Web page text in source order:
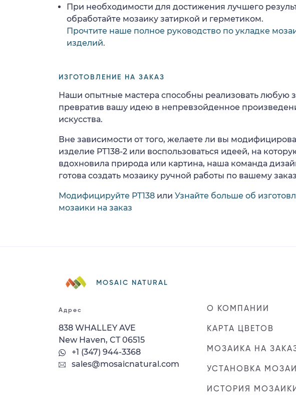
При необходимости для достижения лучшего
обработайте мозаику затиркой и герметиком.
Прочтите наше полное руководство по укладке
изделий.
ИЗГОТОВЛЕНИЕ НА ЗАКАЗ
Наши опытные мастера способны реализовать любую
превратив вашу идею в непревзойденное
искусства.
Вне зависимости от того, желаете ли вы
изделие PT138-2 или воспользоваться идеей, на
вдохновила природа или картина, наша команда
готова создать мозаику ручной работы по вашему
Модифицируйте PT138 или Узнайте больше об
мозаики на заказ
MOSAIC NATURAL
Адрес
838 WHALLEY AVE
New Haven, CT 06515
+1 (347) 944-3368
sales@mosaicnatural.com
О КОМПАНИИ
КАРТА ЦВЕТОВ
МОЗАИКА НА
УСТАНОВКА
ИСТОРИЯ